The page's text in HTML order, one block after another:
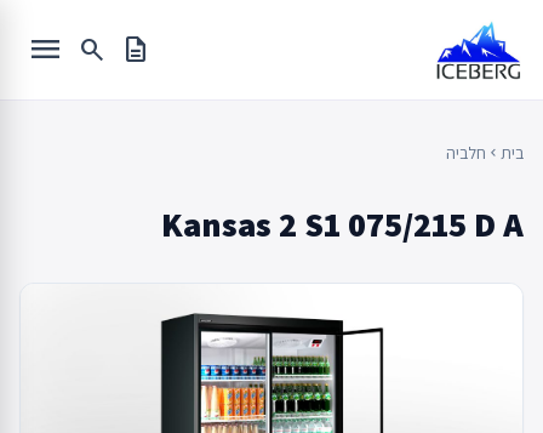
content
description
search
menu
בית chevron_left חלביה
Kansas 2 S1 075/215 D A